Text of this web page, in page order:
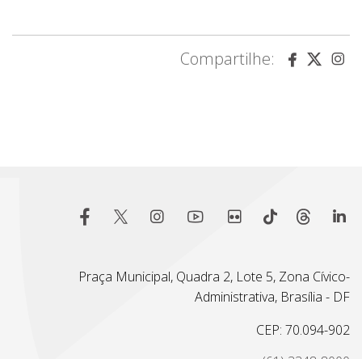
Compartilhe:
Praça Municipal, Quadra 2, Lote 5, Zona Cívico-
Administrativa, Brasília - DF
CEP: 70.094-902